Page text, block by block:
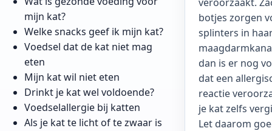
mijn kat?
Welke snacks geef ik mijn kat?
Voedsel dat de kat niet mag
eten
Mijn kat wil niet eten
Drinkt je kat wel voldoende?
Voedselallergie bij katten
Als je kat te licht of te zwaar is
botjes zorgen
splinters in
dan is er nog
dat een
reactie
je kat zelfs
Let daarom